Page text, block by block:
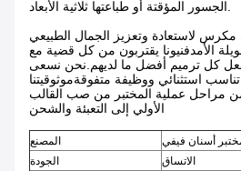
مكرس لاستعادة وتعزيز الجمال الطبيعي
الأمدفنيونا يقتربون من كل قضية مع
كل ترميم أفضل ما لديهم.نحن نسعى
تناسب استثنائي ووظيفة متفوقةموثوقيتنا
عملية المختبر من صب القالب
الأولي إلى التعبئة والشحن
المصنع
أسنان فيفي
الجودة
الاتساق